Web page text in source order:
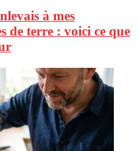
à mes
de terre : voici ce que